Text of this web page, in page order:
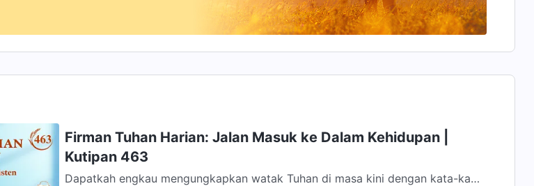
Firman Tuhan Harian: Jalan Masuk ke Dalam Kehidupan |
Kutipan 463
Dapatkah engkau mengungkapkan watak Tuhan di masa kini dengan kata-kata